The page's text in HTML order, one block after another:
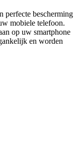
perfecte bescherming
mobiele telefoon.
op uw smartphone
en worden